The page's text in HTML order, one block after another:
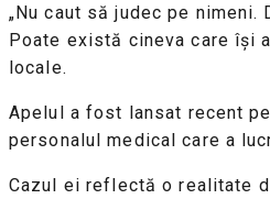
„Nu caut să judec pe
Poate există cineva care își
locale.
Apelul a fost lansat recent
personalul medical care a
Cazul ei reflectă o realitate